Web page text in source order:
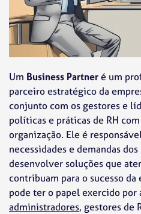
Um Business Partneré um
parceiro estratégico da
conjunto com os gestores e
políticas e práticas de RH
organização. Ele é
necessidades e demandas
desenvolver soluções que
contribuam para o sucesso
pode ter o papel exercido
administradores, gestores de